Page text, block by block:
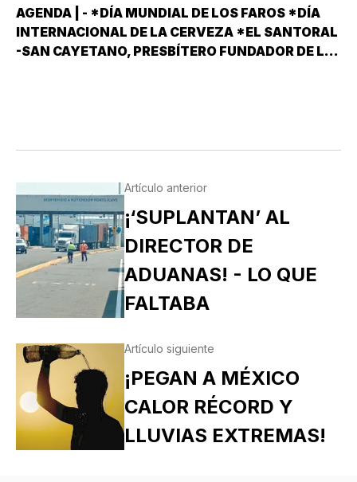
AGENDA | - *DÍA MUNDIAL DE LOS FAROS *DÍA
INTERNACIONAL DE LA CERVEZA *EL SANTORAL
-SAN CAYETANO, PRESBÍTERO FUNDADOR DE LA
Artículo anterior
¡‘SUPLANTAN’ AL
DIRECTOR DE
ADUANAS! - LO QUE
FALTABA
Artículo siguiente
¡PEGAN A MÉXICO
CALOR RÉCORD Y
LLUVIAS EXTREMAS!